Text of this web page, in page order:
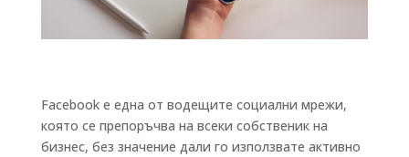
Facebook е една от водещите социални мрежи,
която се препоръчва на всеки собственик на
бизнес, без значение дали го използвате активно